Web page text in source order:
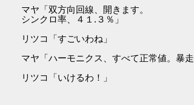
マヤ「双方向回線、開きます。
シンクロ率、４１.３％」
リツコ「すごいわね」
マヤ「ハーモニクス、すべて正常値。暴走
リツコ「いけるわ！」